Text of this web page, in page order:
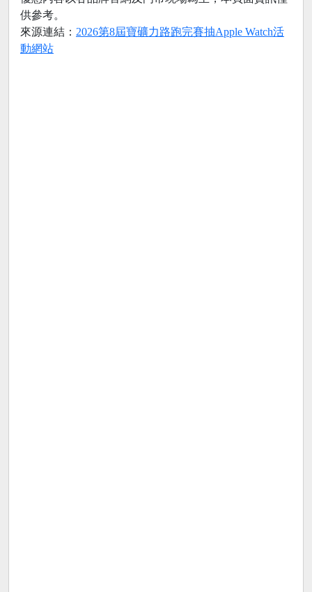
供參考。
來源連結： 2026第8屆寶礦力路跑完賽抽Apple Watch活
動網站